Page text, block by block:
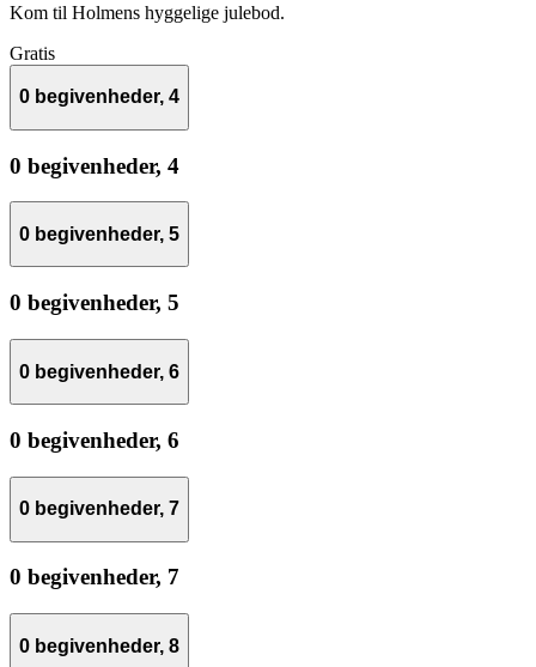
Kom til Holmens hyggelige julebod.
Gratis
0 begivenheder, 4
0 begivenheder, 4
0 begivenheder, 5
0 begivenheder, 5
0 begivenheder, 6
0 begivenheder, 6
0 begivenheder, 7
0 begivenheder, 7
0 begivenheder, 8